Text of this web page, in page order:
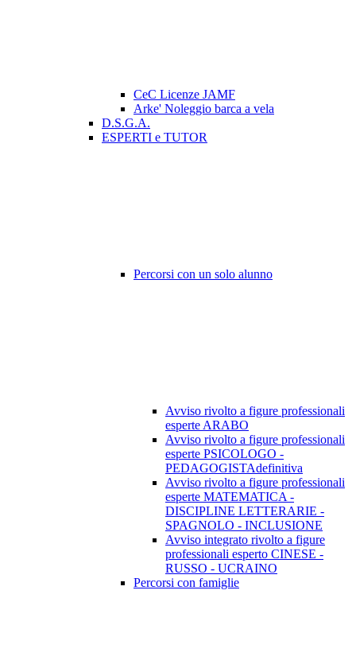
CeC Licenze JAMF
Arke' Noleggio barca a vela
D.S.G.A.
ESPERTI e TUTOR
Percorsi con un solo alunno
Avviso rivolto a figure professionali
esperte ARABO
Avviso rivolto a figure professionali
esperte PSICOLOGO -
PEDAGOGISTAdefinitiva
Avviso rivolto a figure professionali
esperte MATEMATICA -
DISCIPLINE LETTERARIE -
SPAGNOLO - INCLUSIONE
Avviso integrato rivolto a figure
professionali esperto CINESE -
RUSSO - UCRAINO
Percorsi con famiglie